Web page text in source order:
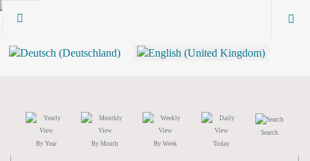
By Year By Month By Week Today
Search